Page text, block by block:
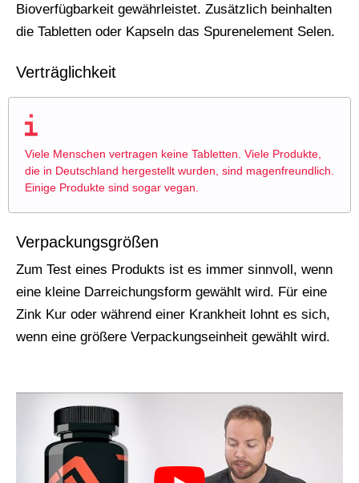
Bioverfügbarkeit gewährleistet. Zusätzlich beinhalten
die Tabletten oder Kapseln das Spurenelement Selen.
Verträglichkeit
Viele Menschen vertragen keine Tabletten. Viele Produkte,
die in Deutschland hergestellt wurden, sind magenfreundlich.
Einige Produkte sind sogar vegan.
Verpackungsgrößen
Zum Test eines Produkts ist es immer sinnvoll, wenn
eine kleine Darreichungsform gewählt wird. Für eine
Zink Kur oder während einer Krankheit lohnt es sich,
wenn eine größere Verpackungseinheit gewählt wird.